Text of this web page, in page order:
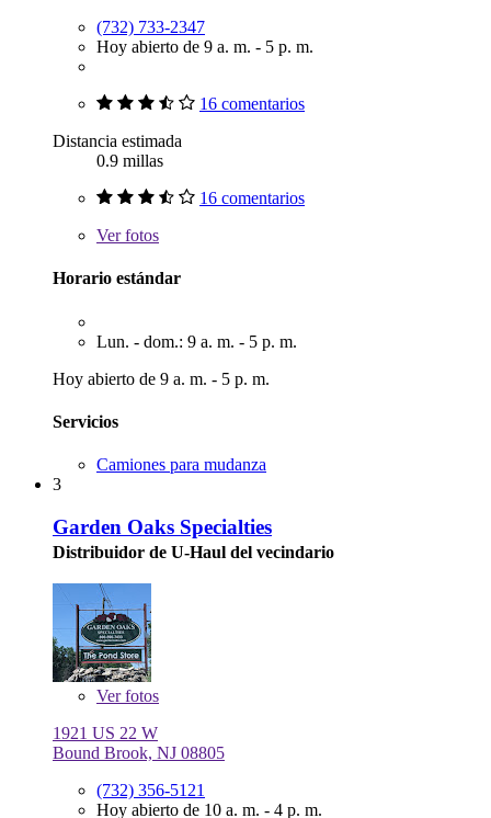
(732) 733-2347
Hoy abierto de 9 a. m. - 5 p. m.
16 comentarios
Distancia estimada
0.9 millas
16 comentarios
Verfotos
Horario estándar
Lun. - dom.: 9 a. m. - 5 p. m.
Hoy abierto de 9 a. m. - 5 p. m.
Servicios
Camiones para mudanza
3
Garden Oaks Specialties
Distribuidor de U-Haul del vecindario
Verfotos
1921 US 22 W
Bound Brook, NJ 08805
(732) 356-5121
Hoy abierto de 10 a. m. - 4 p. m.